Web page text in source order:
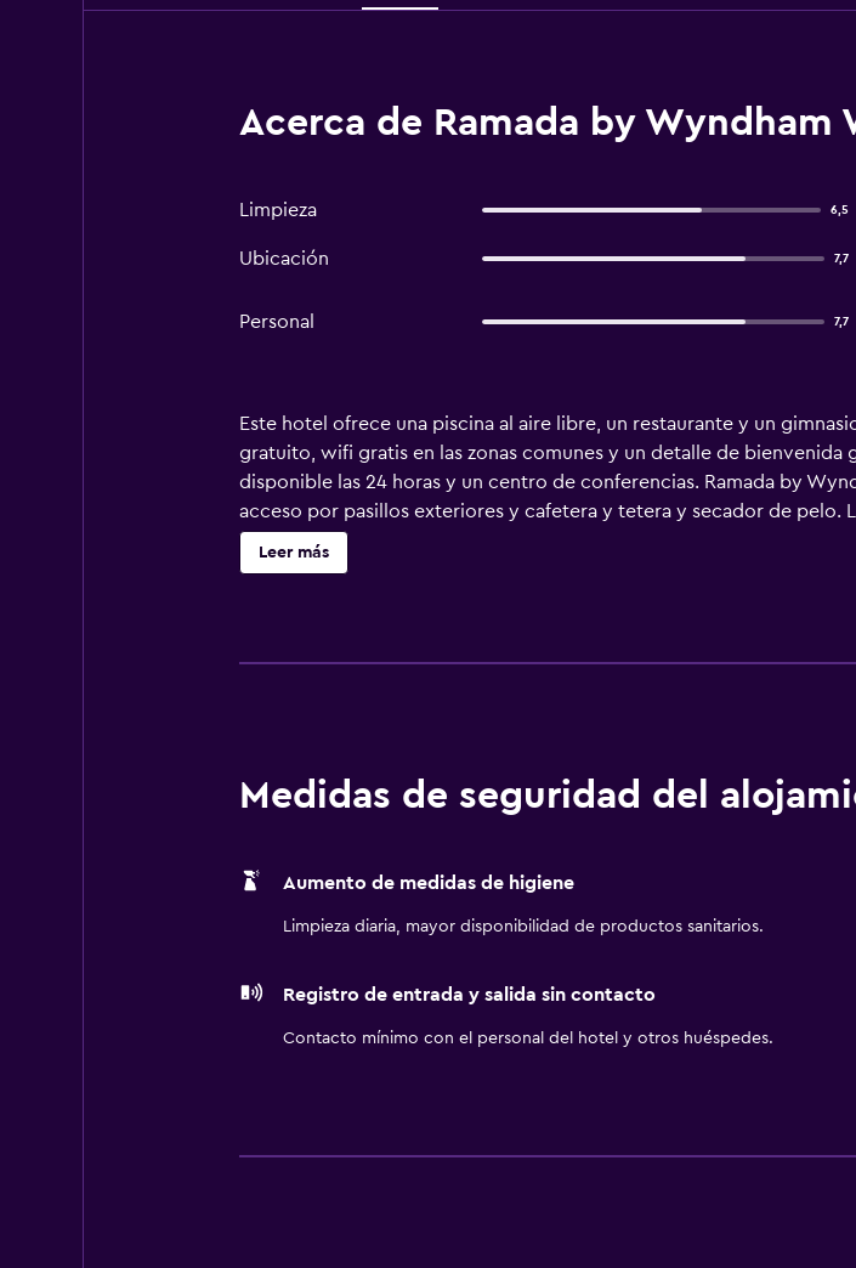
Acerca de Ramada by
Limpieza 6,5
Ubicación 7,7
Personal 7,7
Este hotel ofrece una piscina al aire libre, un restaurante y un
gratuito, wifi gratis en las zonas comunes y un detalle de
disponible las 24 horas y un centro de conferencias. Ramada by
acceso por pasillos exteriores y cafetera y tetera y secador de pelo.
ofrece una televisión LED de 37 pulgadas con canales digitales de
con bañera profunda y artículos de higiene personal gratuitos. Los
Leer más
Medidas de seguridad del
Aumento de medidas de higiene
Limpieza diaria, mayor disponibilidad de productos sanitarios.
Registro de entrada y salida sin contacto
Contacto mínimo con el personal del hotel y otros huéspedes.